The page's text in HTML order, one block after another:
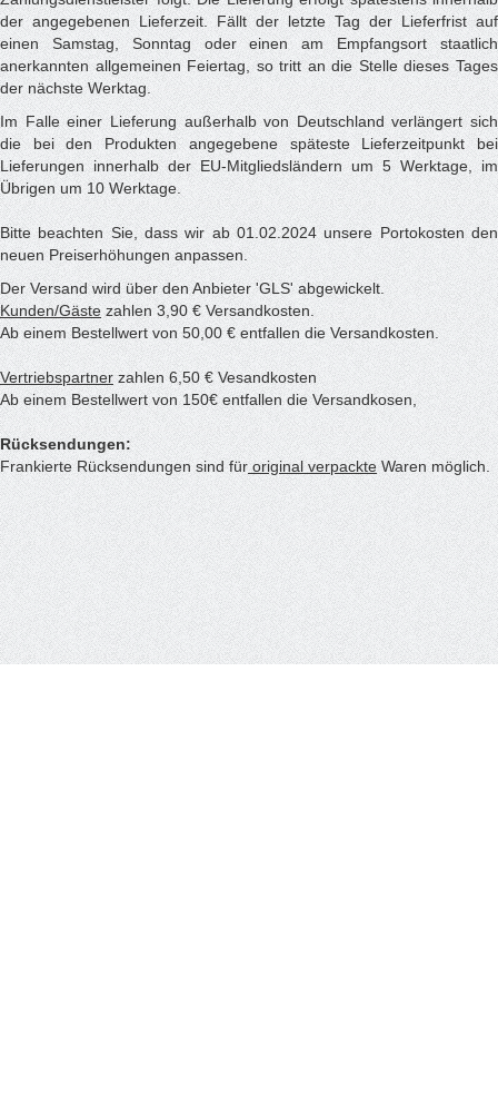
der angegebenen Lieferzeit. Fällt der letzte Tag der Lieferfrist auf
einen Samstag, Sonntag oder einen am Empfangsort staatlich
anerkannten allgemeinen Feiertag, so tritt an die Stelle dieses Tages
der nächste Werktag.
Im Falle einer Lieferung außerhalb von Deutschland verlängert sich
die bei den Produkten angegebene späteste Lieferzeitpunkt bei
Lieferungen innerhalb der EU-Mitgliedsländern um 5 Werktage, im
Übrigen um 10 Werktage.
Bitte beachten Sie, dass wir ab 01.02.2024 unsere Portokosten den
neuen Preiserhöhungen anpassen.
Der Versand wird über den Anbieter 'GLS' abgewickelt.
Kunden/Gästezahlen 3,90 € Versandkosten.
Ab einem Bestellwert von 50,00 € entfallen die Versandkosten.
Vertriebspartnerzahlen 6,50 € Vesandkosten
Ab einem Bestellwert von 150€ entfallen die Versandkosen,
Rücksendungen:
Frankierte Rücksendungen sind füroriginal verpackteWaren möglich.